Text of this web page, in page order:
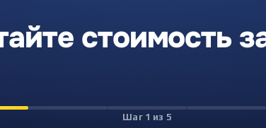
стоимость
Шаг 1 из 5